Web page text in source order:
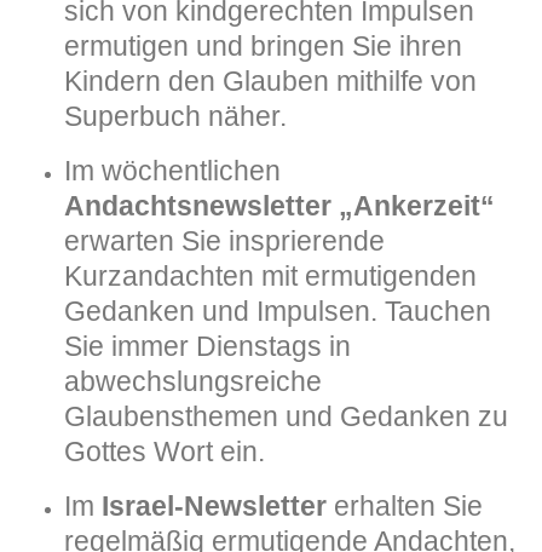
sich von kindgerechten Impulsen
ermutigen und bringen Sie ihren
Kindern den Glauben mithilfe von
Superbuch näher.
Im wöchentlichen
Andachtsnewsletter „Ankerzeit“
erwarten Sie insprierende
Kurzandachten mit ermutigenden
Gedanken und Impulsen. Tauchen
Sie immer Dienstags in
abwechslungsreiche
Glaubensthemen und Gedanken zu
Gottes Wort ein.
Im Israel-Newslettererhalten Sie
regelmäßig ermutigende Andachten,